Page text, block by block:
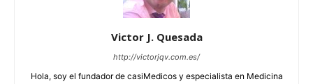
Victor J. Quesada
http://victorjqv.com.es/
Hola, soy el fundador de casiMedicos y especialista en Medicina